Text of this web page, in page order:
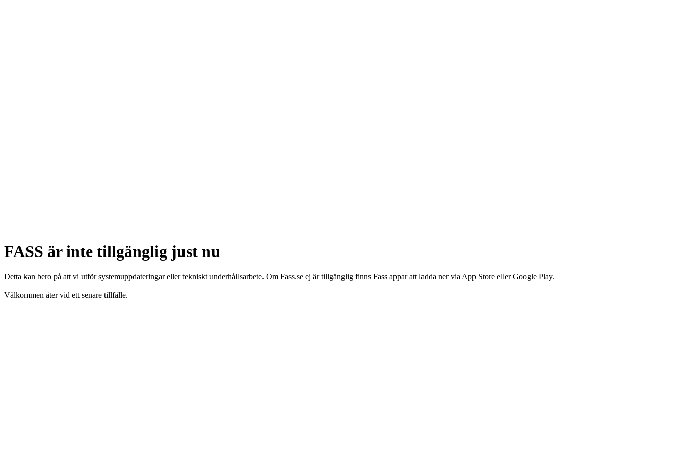
FASS är inte tillgänglig just nu
Detta kan bero på att vi utför systemuppdateringar eller tekniskt underhållsarbete. Om Fass.se ej är tillgänglig finns Fass appar att ladda ner via App Store eller Google Play.
Välkommen åter vid ett senare tillfälle.